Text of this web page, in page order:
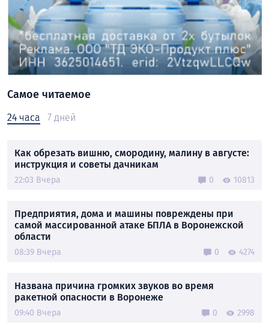
Самое читаемое
24 часа 7 дней
Как обрезать вишню, смородину, малину в августе:
инструкция и советы дачникам
22:03 Вчера 0 10813
Предприятия, дома и машины повреждены при
самой массированной атаке БПЛА в Воронежской
области
08:39 Вчера 0 4274
Названа причина громких звуков во время
ракетной опасности в Воронеже
09:40 Вчера 0 2998